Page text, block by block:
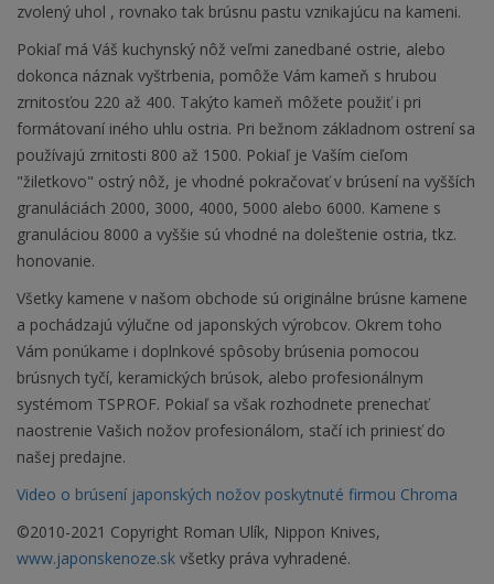
zvolený uhol , rovnako tak brúsnu pastu vznikajúcu na kameni.
Pokiaľ má Váš kuchynský nôž veľmi zanedbané ostrie, alebo
dokonca náznak vyštrbenia, pomôže Vám kameň s hrubou
zrnitosťou 220 až 400. Takýto kameň môžete použiť i pri
formátovaní iného uhlu ostria. Pri bežnom základnom ostrení sa
používajú zrnitosti 800 až 1500. Pokiaľ je Vaším cieľom
"žiletkovo" ostrý nôž, je vhodné pokračovať v brúsení na vyšších
granuláciách 2000, 3000, 4000, 5000 alebo 6000. Kamene s
granuláciou 8000 a vyššie sú vhodné na doleštenie ostria, tkz.
honovanie.
Všetky kamene v našom obchode sú originálne brúsne kamene
a pochádzajú výlučne od japonských výrobcov. Okrem toho
Vám ponúkame i doplnkové spôsoby brúsenia pomocou
brúsnych tyčí, keramických brúsok, alebo profesionálnym
systémom TSPROF. Pokiaľ sa však rozhodnete prenechať
naostrenie Vašich nožov profesionálom, stačí ich priniesť do
našej predajne.
Video o brúsení japonských nožov poskytnuté firmou Chroma
©2010-2021 Copyright Roman Ulík, Nippon Knives,
www.japonskenoze.sk všetky práva vyhradené.